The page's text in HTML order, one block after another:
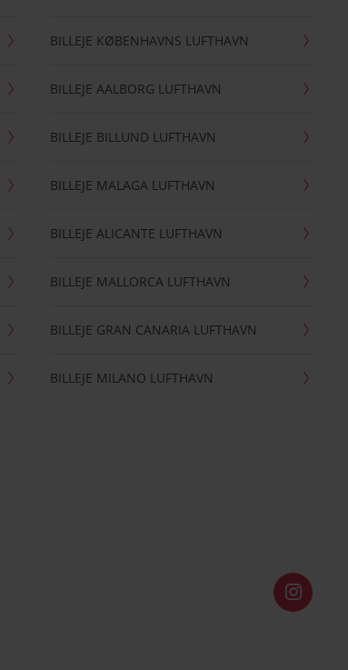
BILLEJE KØBENHAVNS LUFTHAVN
BILLEJE AALBORG LUFTHAVN
BILLEJE BILLUND LUFTHAVN
BILLEJE MALAGA LUFTHAVN
BILLEJE ALICANTE LUFTHAVN
BILLEJE MALLORCA LUFTHAVN
BILLEJE GRAN CANARIA LUFTHAVN
BILLEJE MILANO LUFTHAVN